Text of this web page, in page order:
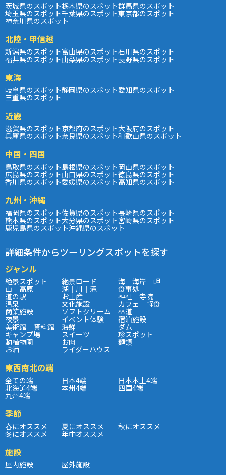
茨城県のスポット栃木県のスポット群馬県のスポット
埼玉県のスポット千葉県のスポット東京都のスポット
神奈川県のスポット
北陸・甲信越
新潟県のスポット富山県のスポット石川県のスポット
福井県のスポット山梨県のスポット長野県のスポット
東海
岐阜県のスポット静岡県のスポット愛知県のスポット
三重県のスポット
近畿
滋賀県のスポット京都府のスポット大阪府のスポット
兵庫県のスポット奈良県のスポット和歌山県のスポット
中国・四国
鳥取県のスポット島根県のスポット岡山県のスポット
広島県のスポット山口県のスポット徳島県のスポット
香川県のスポット愛媛県のスポット高知県のスポット
九州・沖縄
福岡県のスポット佐賀県のスポット長崎県のスポット
熊本県のスポット大分県のスポット宮崎県のスポット
鹿児島県のスポット沖縄県のスポット
詳細条件からツーリングスポットを探す
ジャンル
絶景スポット 絶景ロード 海｜海岸｜岬
山｜高原 湖｜川｜滝 食事処
道の駅 お土産 神社｜寺院
温泉 文化施設 カフェ｜軽食
商業施設 ソフトクリーム 林道
夜景 イベント体験 宿泊施設
美術館｜資料館 海鮮 ダム
キャンプ場 スイーツ 珍スポット
動植物園 お肉 麺類
お酒 ライダーハウス
東西南北の端
全ての端 日本4端 日本本土4端
北海道4端 本州4端 四国4端
九州4端
季節
春にオススメ 夏にオススメ 秋にオススメ
冬にオススメ 年中オススメ
施設
屋内施設 屋外施設